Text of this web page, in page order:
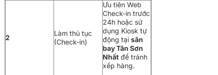
2
Làm thủ tục
(Check-in)
Ưu tiên Web
Check-in trước
24h hoặc sử
dụng Kiosk tự
động tại sân
bay Tân Sơn
Nhất để tránh
xếp hàng.